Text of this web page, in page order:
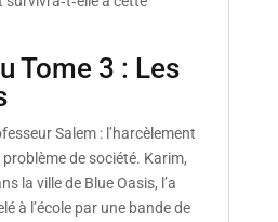
Tome 3 : Les
Salem : l’harcèlement
de société. Karim,
la ville de Blue Oasis, l’a
à l’école par une bande de